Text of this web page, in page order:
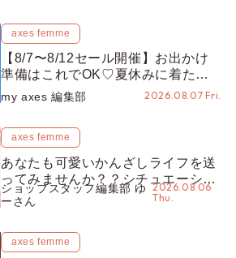
axes femme
【8/7〜8/12セール開催】お出かけ
準備はこれでOK♡夏休みに着たい
コーデ25選をシーン別に徹底解説！
my axes 編集部 2026.08.07 Fri.
axes femme
あなたも可愛いかんざしライフを送
ってみませんか？？シチュエーショ
ン別“かんざし”のオススメ【ショッ
プスタッフ編集部】
ショップスタッフ編集部 ゆ
ーさん
2026.08.06
Thu.
axes femme